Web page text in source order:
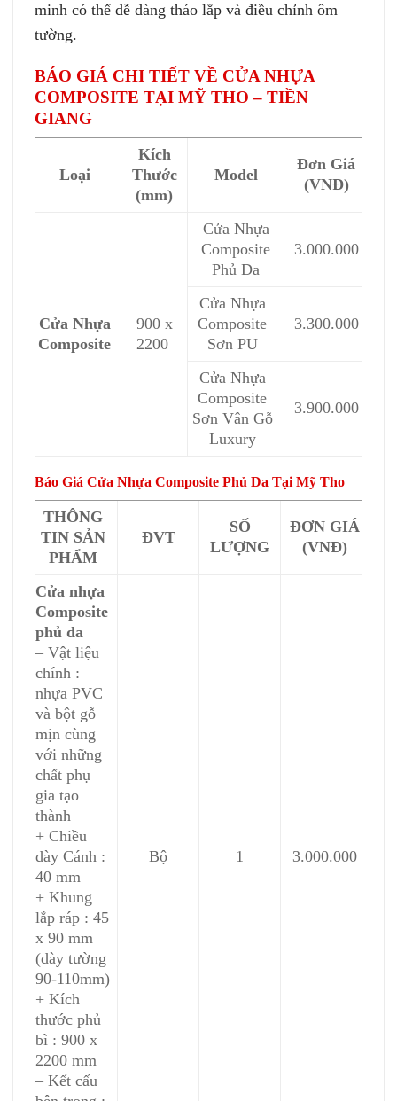
minh có thể dễ dàng tháo lắp và điều chỉnh ôm
tường.
BÁO GIÁ CHI TIẾT VỀ CỬA NHỰA
COMPOSITE TẠI MỸ THO – TIỀN
GIANG
Loại
Kích
Thước
(mm)
Model
Đơn Giá
(VNĐ)
Cửa Nhựa
Composite
900 x
2200
Cửa Nhựa
Composite
Phủ Da
3.000.000
Cửa Nhựa
Composite
Sơn PU
3.300.000
Cửa Nhựa
Composite
Sơn Vân Gỗ
Luxury
3.900.000
Báo Giá Cửa Nhựa Composite Phủ Da Tại Mỹ Tho
THÔNG
TIN SẢN
PHẨM
ĐVT
SỐ
LƯỢNG
ĐƠN GIÁ
(VNĐ)
Cửa nhựa
Composite
phủ da
– Vật liệu
chính :
nhựa PVC
và bột gỗ
mịn cùng
với những
chất phụ
gia tạo
thành
+ Chiều
dày Cánh :
40 mm
+ Khung
lắp ráp : 45
x 90 mm
(dày tường
90-110mm)
+ Kích
thước phủ
bì : 900 x
2200 mm
– Kết cấu
Bộ 1 3.000.000